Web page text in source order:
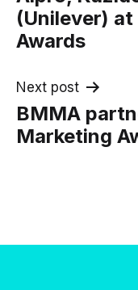
(Unilever)
Awards
Next post
BMMA
Marketing